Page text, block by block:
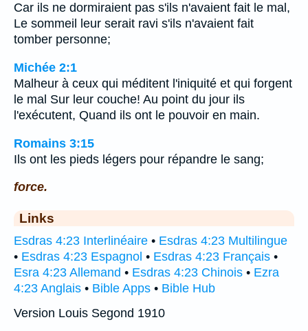
Car ils ne dormiraient pas s'ils n'avaient fait le mal,
Le sommeil leur serait ravi s'ils n'avaient fait
tomber personne;
Michée 2:1
Malheur à ceux qui méditent l'iniquité et qui forgent
le mal Sur leur couche! Au point du jour ils
l'exécutent, Quand ils ont le pouvoir en main.
Romains 3:15
Ils ont les pieds légers pour répandre le sang;
force.
Links
Esdras 4:23 Interlinéaire • Esdras 4:23 Multilingue
• Esdras 4:23 Espagnol • Esdras 4:23 Français •
Esra 4:23 Allemand • Esdras 4:23 Chinois • Ezra
4:23 Anglais • Bible Apps • Bible Hub
Version Louis Segond 1910